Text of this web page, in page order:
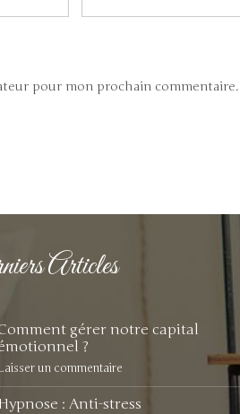
pour mon prochain commentaire.
Articles
gérer notre capital
?
un commentaire
: Anti-stress